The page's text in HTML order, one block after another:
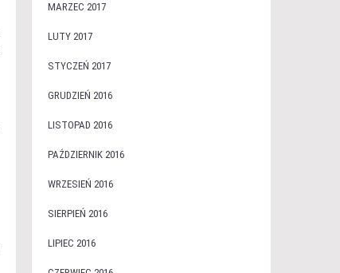
MARZEC 2017
LUTY 2017
STYCZEŃ 2017
GRUDZIEŃ 2016
LISTOPAD 2016
PAŹDZIERNIK 2016
WRZESIEŃ 2016
SIERPIEŃ 2016
LIPIEC 2016